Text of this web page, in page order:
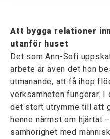
Att bygga relationer
utanför huset
Det som Ann-Sofi
arbete är även det hon
utmanande, att få ihop
verksamheten fungerar.
det stort utrymme till att
henne närmst om hjärtat
samhörighet med